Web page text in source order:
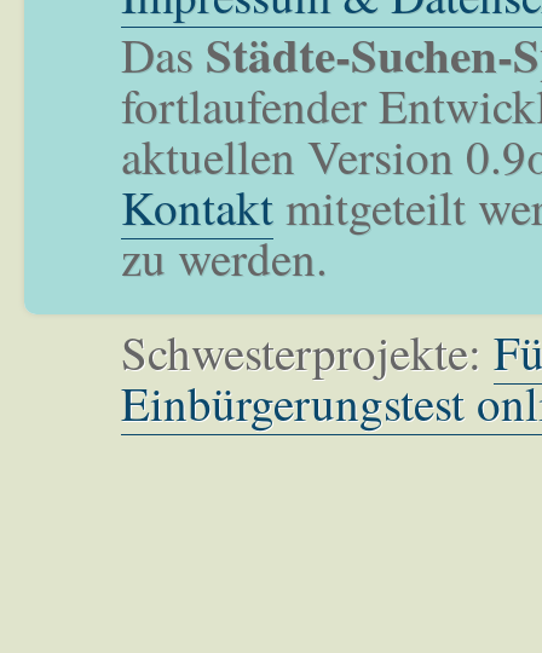
Das Städte-Suchen-
fortlaufender
aktuellen Version
Kontaktmitgeteilt
zu werden.
Schwesterprojekte:
Einbürgerungstest